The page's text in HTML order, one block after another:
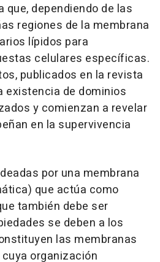
dependiendo de las
regiones de la membrana
lípidos para
celulares específicas.
publicados en la revista
existencia de dominios
y comienzan a revelar
en la supervivencia
por una membrana
que actúa como
también debe ser
se deben a los
las membranas
organización